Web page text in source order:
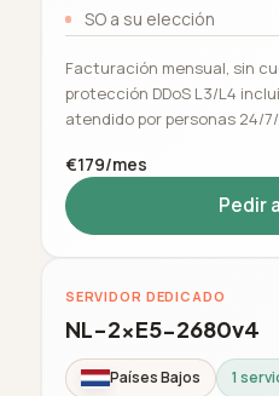
SO a su elección
Facturación mensual, sin
protección DDoS L3/L4
atendido por personas 24/
€179/mes
Pedir
SERVIDOR DEDICADO
NL-2xE5-2680v4
Países Bajos 1